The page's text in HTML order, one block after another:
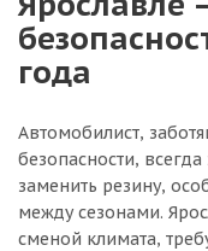
года
Автомобилист,
безопасности,
заменить резину,
между сезонами.
сменой климата,